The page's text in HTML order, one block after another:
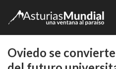
Oviedo se